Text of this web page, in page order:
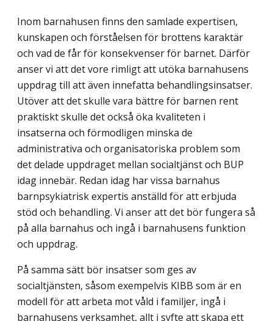
Inom barnahusen finns den samlade expertisen,
kunskapen och förståelsen för brottens karaktär
och vad de får för konsekvenser för barnet. Därför
anser vi att det vore rimligt att utöka barnahusens
uppdrag till att även innefatta behandlingsinsatser.
Utöver att det skulle vara bättre för barnen rent
praktiskt skulle det också öka kvaliteten i
insatserna och förmodligen minska de
administrativa och organisatoriska problem som
det delade uppdraget mellan socialtjänst och BUP
idag innebär. Redan idag har vissa barnahus
barnpsykiatrisk expertis anställd för att erbjuda
stöd och behandling. Vi anser att det bör fungera så
på alla barnahus och ingå i barnahusens funktion
och uppdrag.
På samma sätt bör insatser som ges av
socialtjänsten, såsom exempelvis KIBB som är en
modell för att arbeta mot våld i familjer, ingå i
barnahusens verksamhet, allt i syfte att skapa ett